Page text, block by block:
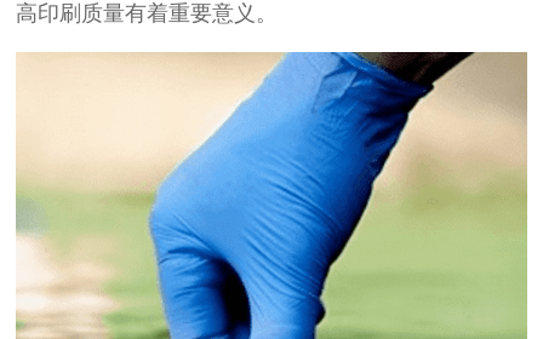
高印刷质量有着重要意义。